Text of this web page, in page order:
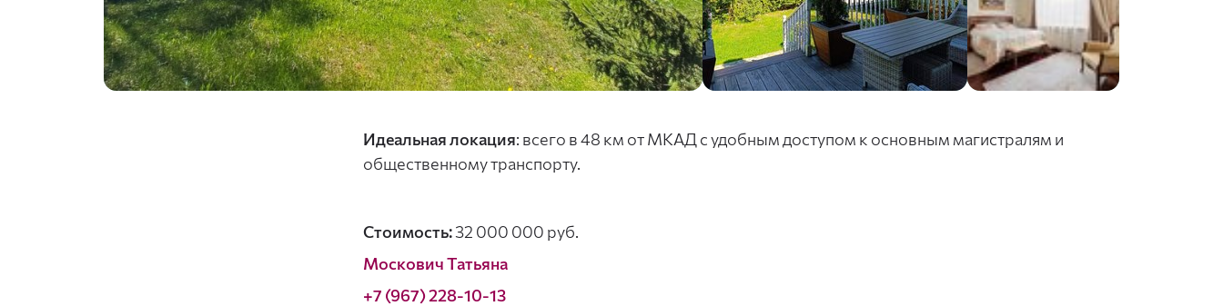
Идеальная локация: всего в 48 км от МКАД с удобным доступом к основным магистралям и
общественному транспорту.
Стоимость:32 000 000 руб.
Москович Татьяна
+7 (967) 228-10-13